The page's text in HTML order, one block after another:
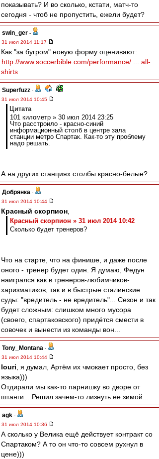
показывать? И во сколько, кстати, матч-то
сегодня - чтоб не пропустить, ежели будет?
swin_ger -
31 июл 2014 11:17
Как "за бугром" новую форму оценивают:
http://www.soccerbible.com/performance/ ... all-
shirts
Superfuzz -
31 июл 2014 10:45
Цитата
101 километр » 30 июл 2014 23:25
Что расстроило - красно-синий
информационный столб в центре зала
станции метро Спартак. Как-то эту проблему
надо решать.
А на других станциях столбы красно-белые?
Добрянка -
31 июл 2014 10:44
Красный скорпион
Красный скорпион » 31 июл 2014 10:42
Сколько будет тренеров?
Что на старте, что на финише, и даже после
оного - тренер будет один. Я думаю, Федун
наигрался как в тренеров-любимчиков-
харизматиков, так и в быстрые сталинские
суды: "вредитель - не вредитель"... Сезон и так
будет сложным: слишком много мусора
(своего, спартаковского) придётся смести в
совочек и вынести из команды вон...
Tony_Montana -
31 июл 2014 10:44
Iouri , я думал, Артём их чмокает просто, без
языка)))
Отдирали мы как-то парнишку во дворе от
штанги... Решил зачем-то лизнуть ее зимой...
agk -
31 июл 2014 10:36
А сколько у Велика ещё действует контракт со
Спартаком? А то он что-то совсем рухнул в
цене)))